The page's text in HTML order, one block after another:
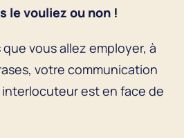
le vouliez ou non !
vous allez employer, à
votre communication
est en face de